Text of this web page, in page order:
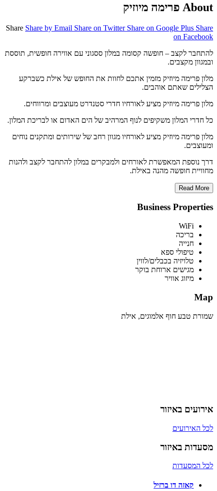
About פרימה מיוזיק
Share Share by Email Share on Twitter Share on Google Plus Share
on Facebook
להתחבר לקצב – חופשה קסומה במלון ססגוני עם אווירה חופשית, תוססת
ובמגוון מקצבים.
מלון פרימה מיוזיק מזמין אתכם לחוות את החופש של אילת כשברקע
הצלילים שאתם אוהבים.
מלון פרימה מיוזיק מציע לאורחיו חדרי סטנדרט מעוצבים ומרווחים.
כל חדרי המלון משקיפים לנוף המרהיב של הים האדום או לבריכת המלון.
מלון פרימה מיוזיק מציע לאורחיו מגוון רחב של שירותים ומתקנים נוחים
ומעוצבים.
דרך נוספת המאפשרת לאורחים ולמבקרים במלון להתחבר לקצב ולהנות
מחוויית חופשה מהנה באילת.
Read More
Business Properties
WiFi
בריכה
חנייה
טיפולי ספא
טלויזיה בכבלים/לווין
מגישים ארוחת בוקר
מיזוג אוויר
Map
שמורת טבע חוף אלמוגים, אילת
אירועים באיזור
לכל האירועים
מסעדות באיזור
לכל המסעדות
קאזה דו ברזיל